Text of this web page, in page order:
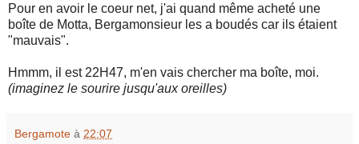
Pour en avoir le coeur net, j'ai quand même acheté une
boîte de Motta, Bergamonsieur les a boudés car ils étaient
"mauvais".
Hmmm, il est 22H47, m'en vais chercher ma boîte, moi.
(imaginez le sourire jusqu'aux oreilles)
Bergamote à 22:07